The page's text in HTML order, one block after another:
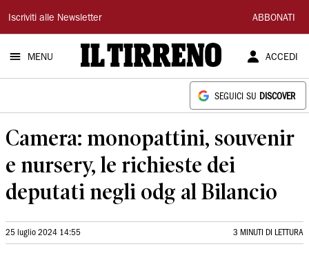
Il
Tirreno
Iscriviti alle Newsletter ABBONATI
MENU ACCEDI
SEGUICI SU DISCOVER
Camera: monopattini, souvenir
e nursery, le richieste dei
deputati negli odg al Bilancio
25 luglio 2024 14:55 3 MINUTI DI LETTURA